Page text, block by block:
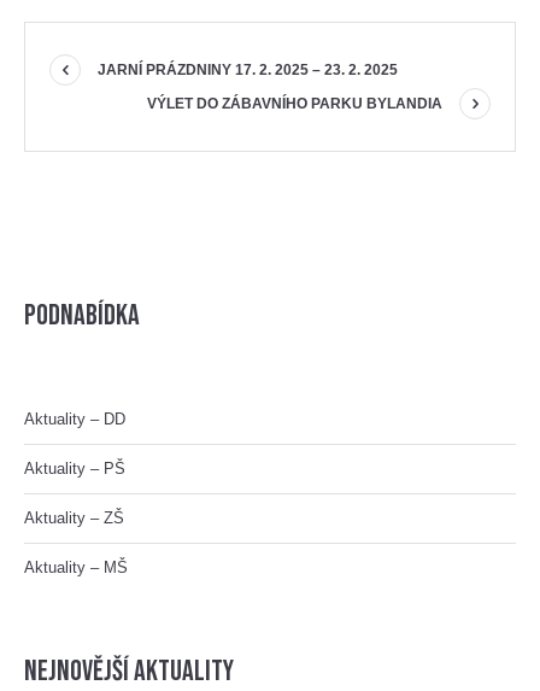
JARNÍ PRÁZDNINY 17. 2. 2025 – 23. 2. 2025
VÝLET DO ZÁBAVNÍHO PARKU BYLANDIA
Podnabídka
Aktuality – DD
Aktuality – PŠ
Aktuality – ZŠ
Aktuality – MŠ
nejnovější aktuality